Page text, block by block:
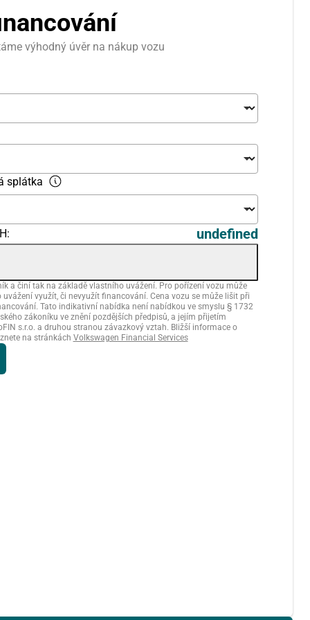
výhodný úvěr na nákup vozu
splátka
undefined
a činí tak na základě vlastního uvážení. Pro pořízení vozu může
využít, či nevyužít financování. Cena vozu se může lišit při
Tato indikativní nabídka není nabídkou ve smyslu § 1732
zákoníku ve znění pozdějších předpisů, a jejím přijetím
s.r.o. a druhou stranou závazkový vztah. Bližší informace o
na stránkách Volkswagen Financial Services